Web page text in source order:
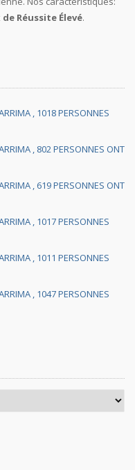
de Réussite Élevé.
, 1018 PERSONNES
, 802 PERSONNES ONT
, 619 PERSONNES ONT
, 1017 PERSONNES
, 1011 PERSONNES
, 1047 PERSONNES